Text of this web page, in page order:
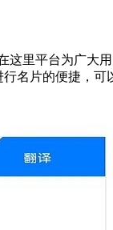
这里平台为广大
名片的便捷，